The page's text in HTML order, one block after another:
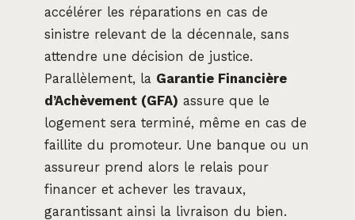
accélérer les réparations en cas de
sinistre relevant de la décennale, sans
attendre une décision de justice.
Parallèlement, la Garantie Financière
d’Achèvement (GFA) assure que le
logement sera terminé, même en cas de
faillite du promoteur. Une banque ou un
assureur prend alors le relais pour
financer et achever les travaux,
garantissant ainsi la livraison du bien.